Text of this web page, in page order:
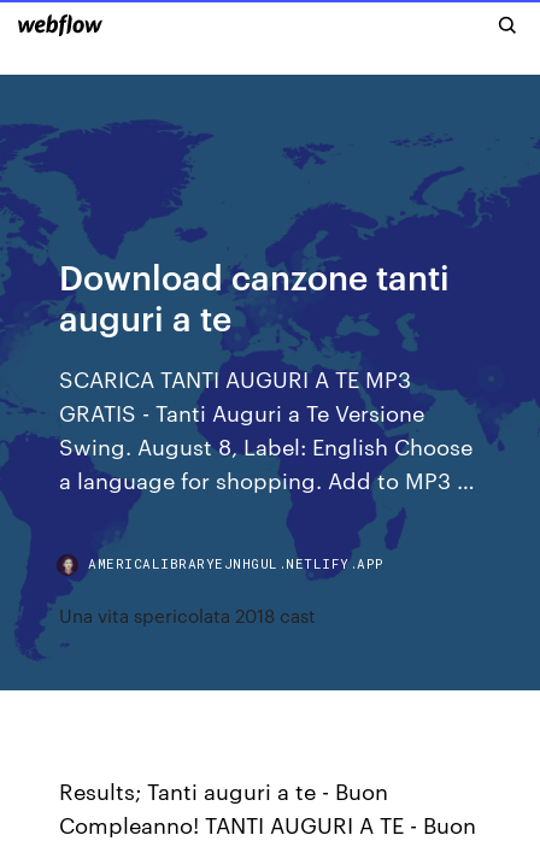
Download canzone tanti
auguri a te
SCARICA TANTI AUGURI A TE MP3
GRATIS - Tanti Auguri a Te Versione
Swing. August 8, Label: English Choose
a language for shopping. Add to MP3 …
AMERICALIBRARYEJNHGUL.NETLIFY.APP
Una vita spericolata 2018 cast
Results; Tanti auguri a te - Buon
Compleanno! TANTI AUGURI A TE - Buon